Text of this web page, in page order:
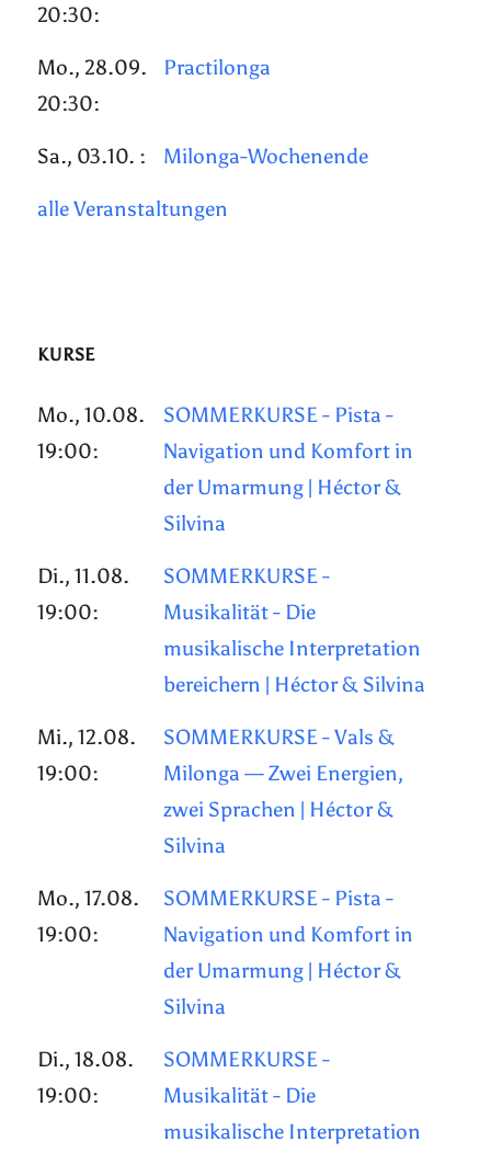
20:30:
Mo., 28.09.
20:30:
Practilonga
Sa., 03.10. : Milonga-Wochenende
alle Veranstaltungen
KURSE
Mo., 10.08.
19:00:
SOMMERKURSE - Pista -
Navigation und Komfort in
der Umarmung | Héctor &
Silvina
Di., 11.08.
19:00:
SOMMERKURSE -
Musikalität - Die
musikalische Interpretation
bereichern | Héctor & Silvina
Mi., 12.08.
19:00:
SOMMERKURSE - Vals &
Milonga — Zwei Energien,
zwei Sprachen | Héctor &
Silvina
Mo., 17.08.
19:00:
SOMMERKURSE - Pista -
Navigation und Komfort in
der Umarmung | Héctor &
Silvina
Di., 18.08.
19:00:
SOMMERKURSE -
Musikalität - Die
musikalische Interpretation